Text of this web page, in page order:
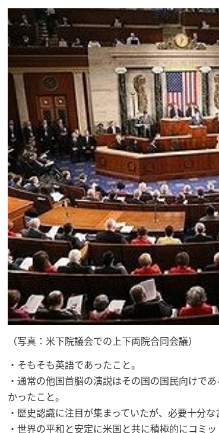
（写真：米下院議会での上下両院合同会議）
・そもそも英語であったこと。
・通常の他国首脳の演説はその国の国民向けで
かったこと。
・歴史認識に注目が集まっていたが、必要十分な
・世界の平和と安定に米国と共に積極的にコミ